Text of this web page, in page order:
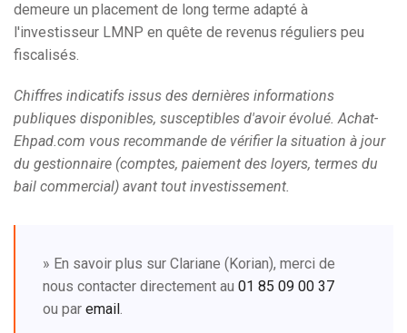
demeure un placement de long terme adapté à
l'investisseur LMNP en quête de revenus réguliers peu
fiscalisés.
Chiffres indicatifs issus des dernières informations
publiques disponibles, susceptibles d'avoir évolué. Achat-
Ehpad.com vous recommande de vérifier la situation à jour
du gestionnaire (comptes, paiement des loyers, termes du
bail commercial) avant tout investissement.
» En savoir plus sur Clariane (Korian), merci de
nous contacter directement au 01 85 09 00 37
ou par email .